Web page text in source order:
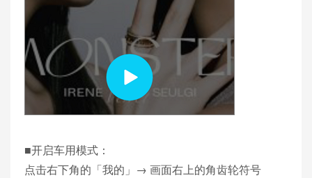
■开启车用模式：
点击右下角的「我的」→ 画面右上的角齿轮符号